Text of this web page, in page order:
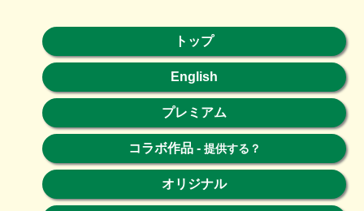
トップ
English
プレミアム
コラボ作品- 提供する？
オリジナル